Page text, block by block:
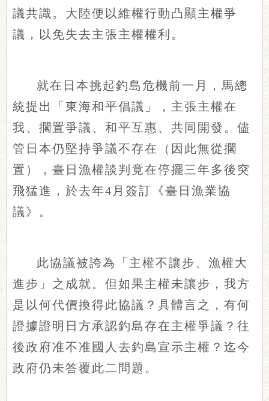
議共識。大陸便以維權行動凸顯主權爭
議，以免失去主張主權權利。
就在日本挑起釣島危機前一月，馬總
統提出「東海和平倡議」，主張主權在
我、擱置爭議、和平互惠、共同開發。儘
管日本仍堅持爭議不存在（因此無從擱
置），臺日漁權談判竟在停擺三年多後突
飛猛進，於去年4月簽訂《臺日漁業協
議》。
此協議被誇為「主權不讓步、漁權大
進步」之成就。但如果主權未讓步，我方
是以何代價換得此協議？具體言之，有何
證據證明日方承認釣島存在主權爭議？往
後政府准不准國人去釣島宣示主權？迄今
政府仍未答覆此二問題。